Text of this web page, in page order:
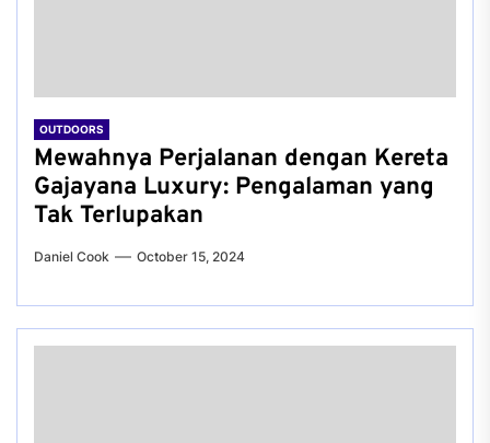
OUTDOORS
Mewahnya Perjalanan dengan Kereta
Gajayana Luxury: Pengalaman yang
Tak Terlupakan
Daniel Cook October 15, 2024